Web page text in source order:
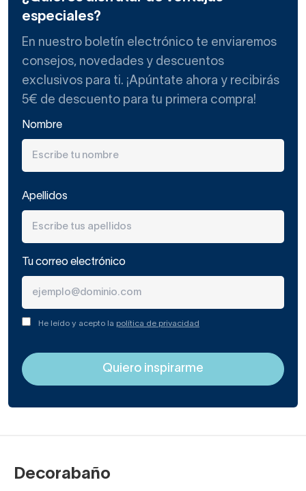
especiales?
En nuestro boletín electrónico te enviaremos
consejos, novedades y descuentos
exclusivos para ti. ¡Apúntate ahora y recibirás
5€ de descuento para tu primera compra!
Nombre
Apellidos
Tu correo electrónico
He leído y acepto la política de privacidad
Decorabaño